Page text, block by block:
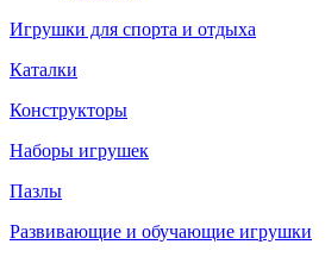
Игрушки для спорта и отдыха
Каталки
Конструкторы
Наборы игрушек
Пазлы
Развивающие и обучающие игрушки